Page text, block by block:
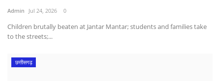
Admin Jul 24, 2026 0
Children brutally beaten at Jantar Mantar; students and families take
to the streets;...
छत्तीसगढ़